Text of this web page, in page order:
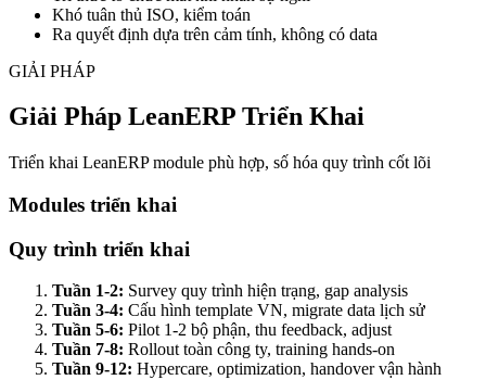
Khó tuân thủ ISO, kiểm toán
Ra quyết định dựa trên cảm tính, không có data
GIẢI PHÁP
Giải Pháp LeanERP Triển Khai
Triển khai LeanERP module phù hợp, số hóa quy trình cốt lõi
Modules triển khai
Quy trình triển khai
Tuần 1-2: Survey quy trình hiện trạng, gap analysis
Tuần 3-4: Cấu hình template VN, migrate data lịch sử
Tuần 5-6: Pilot 1-2 bộ phận, thu feedback, adjust
Tuần 7-8: Rollout toàn công ty, training hands-on
Tuần 9-12: Hypercare, optimization, handover vận hành